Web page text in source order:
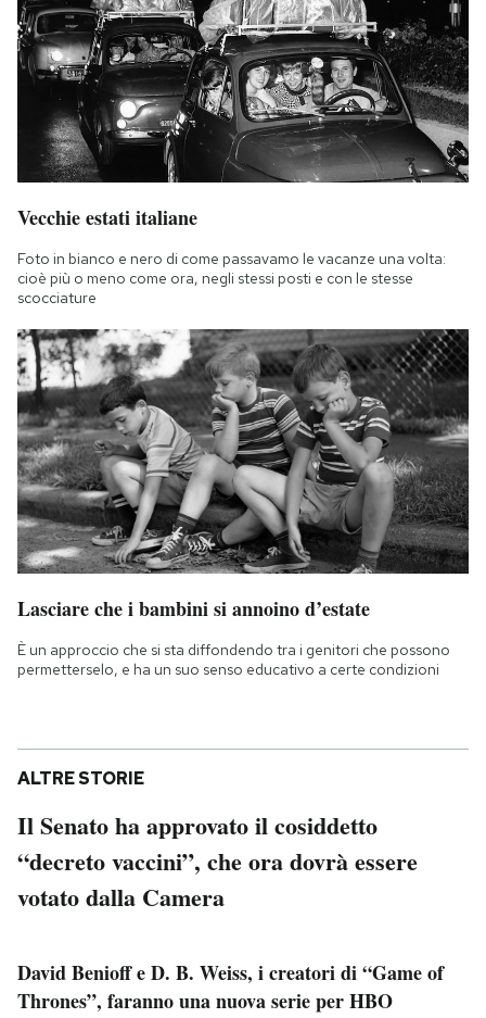
Vecchie estati italiane
Foto in bianco e nero di come passavamo le vacanze una volta:
cioè più o meno come ora, negli stessi posti e con le stesse
scocciature
Lasciare che i bambini si annoino d’estate
È un approccio che si sta diffondendo tra i genitori che possono
permetterselo, e ha un suo senso educativo a certe condizioni
ALTRE STORIE
Il Senato ha approvato il cosiddetto
“decreto vaccini”, che ora dovrà essere
votato dalla Camera
David Benioff e D. B. Weiss, i creatori di “Game of
Thrones”, faranno una nuova serie per HBO